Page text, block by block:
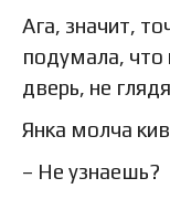
Ага, значит,
подумала, что
дверь, не
Янка молча
– Не узнаешь?